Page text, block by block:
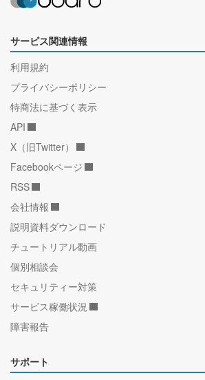
サービス関連情報
利用規約
プライバシーポリシー
特商法に基づく表示
API
X（旧Twitter）
Facebookページ
RSS
会社情報
説明資料ダウンロード
チュートリアル動画
個別相談会
セキュリティー対策
サービス稼働状況
障害報告
サポート